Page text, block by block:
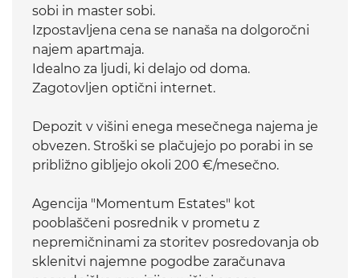
sobi in master sobi.
Izpostavljena cena se nanaša na dolgoročni
najem apartmaja.
Idealno za ljudi, ki delajo od doma.
Zagotovljen optični internet.
Depozit v višini enega mesečnega najema je
obvezen. Stroški se plačujejo po porabi in se
približno gibljejo okoli 200 €/mesečno.
Agencija "Momentum Estates" kot
pooblaščeni posrednik v prometu z
nepremičninami za storitev posredovanja ob
sklenitvi najemne pogodbe zaračunava